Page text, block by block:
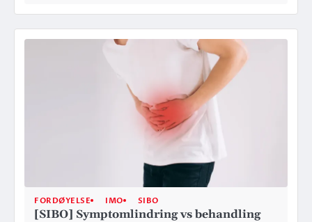
FORDØYELSE IMO SIBO
[SIBO] Symptomlindring vs behandling